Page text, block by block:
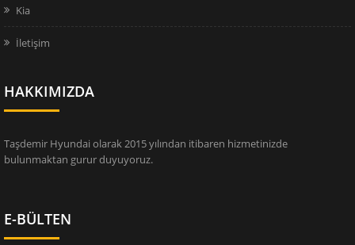
Kia
İletişim
HAKKIMIZDA
Taşdemir Hyundai olarak 2015 yılından itibaren hizmetinizde
bulunmaktan gurur duyuyoruz.
E-BÜLTEN